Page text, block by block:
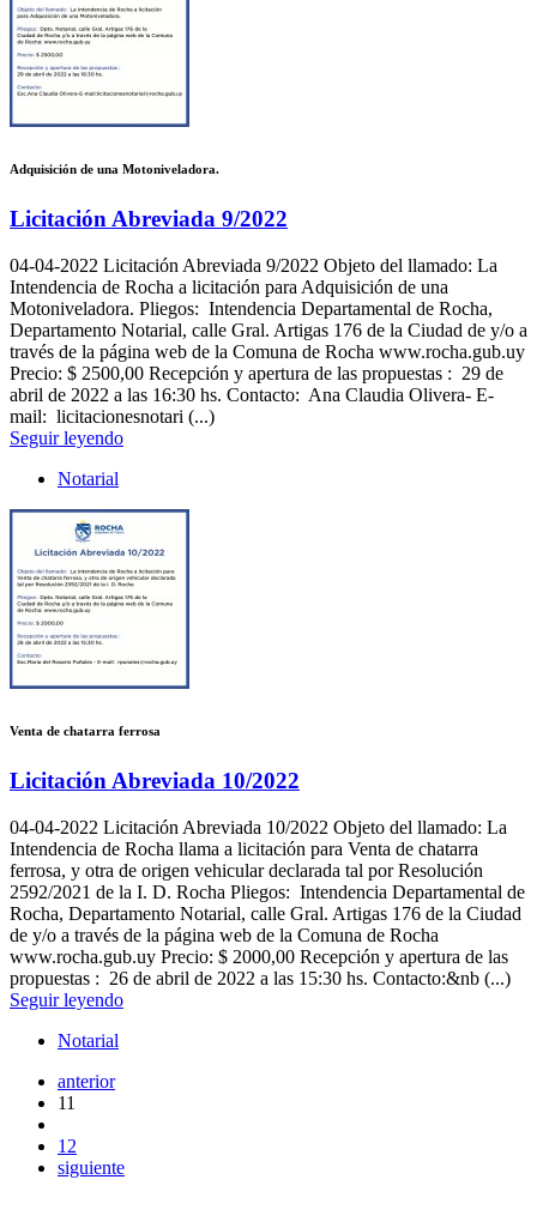
Adquisición de una Motoniveladora.
Licitación Abreviada 9/2022
04-04-2022 Licitación Abreviada 9/2022 Objeto del llamado: La
Intendencia de Rocha a licitación para Adquisición de una
Motoniveladora. Pliegos: Intendencia Departamental de Rocha,
Departamento Notarial, calle Gral. Artigas 176 de la Ciudad de y/o a
través de la página web de la Comuna de Rocha www.rocha.gub.uy
Precio: $ 2500,00 Recepción y apertura de las propuestas : 29 de
abril de 2022 a las 16:30 hs. Contacto: Ana Claudia Olivera- E-
mail: licitacionesnotari (...)
Seguir leyendo
Notarial
Venta de chatarra ferrosa
Licitación Abreviada 10/2022
04-04-2022 Licitación Abreviada 10/2022 Objeto del llamado: La
Intendencia de Rocha llama a licitación para Venta de chatarra
ferrosa, y otra de origen vehicular declarada tal por Resolución
2592/2021 de la I. D. Rocha Pliegos: Intendencia Departamental de
Rocha, Departamento Notarial, calle Gral. Artigas 176 de la Ciudad
de y/o a través de la página web de la Comuna de Rocha
www.rocha.gub.uy Precio: $ 2000,00 Recepción y apertura de las
propuestas : 26 de abril de 2022 a las 15:30 hs. Contacto:&nb (...)
Seguir leyendo
Notarial
anterior
11
12
siguiente